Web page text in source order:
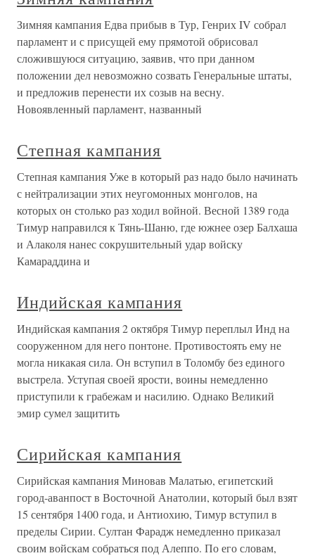
Зимняя кампания Едва прибыв в Тур, Генрих IV собрал
парламент и с присущей ему прямотой обрисовал
сложившуюся ситуацию, заявив, что при данном
положении дел невозможно созвать Генеральные штаты,
и предложив перенести их созыв на весну.
Новоявленный парламент, названный
Степная кампания
Степная кампания Уже в который раз надо было начинать
с нейтрализации этих неугомонных монголов, на
которых он столько раз ходил войной. Весной 1389 года
Тимур направился к Тянь-Шаню, где южнее озер Балхаша
и Алаколя нанес сокрушительный удар войску
Камараддина и
Индийская кампания
Индийская кампания 2 октября Тимур переплыл Инд на
сооруженном для него понтоне. Противостоять ему не
могла никакая сила. Он вступил в Толомбу без единого
выстрела. Уступая своей ярости, воины немедленно
приступили к грабежам и насилию. Однако Великий
эмир сумел защитить
Сирийская кампания
Сирийская кампания Миновав Малатью, египетский
город-аванпост в Восточной Анатолии, который был взят
15 сентября 1400 года, и Антиохию, Тимур вступил в
пределы Сирии. Султан Фарадж немедленно приказал
своим войскам собраться под Алеппо. По его словам,